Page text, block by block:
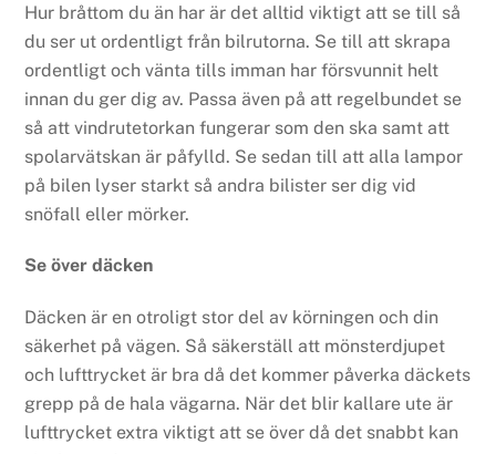
Hur bråttom du än har är det alltid viktigt att se till så
du ser ut ordentligt från bilrutorna. Se till att skrapa
ordentligt och vänta tills imman har försvunnit helt
innan du ger dig av. Passa även på att regelbundet se
så att vindrutetorkan fungerar som den ska samt att
spolarvätskan är påfylld. Se sedan till att alla lampor
på bilen lyser starkt så andra bilister ser dig vid
snöfall eller mörker.
Se över däcken
Däcken är en otroligt stor del av körningen och din
säkerhet på vägen. Så säkerställ att mönsterdjupet
och lufttrycket är bra då det kommer påverka däckets
grepp på de hala vägarna. När det blir kallare ute är
lufttrycket extra viktigt att se över då det snabbt kan